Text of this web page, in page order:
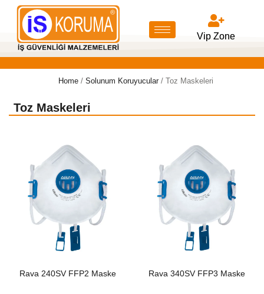
Vip Zone
Home/ Solunum Koruyucular/ Toz Maskeleri
Toz Maskeleri
Rava 240SV FFP2 Maske Rava 340SV FFP3 Maske